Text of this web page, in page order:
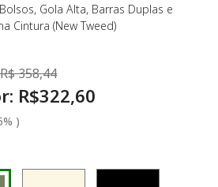
Gola Alta, Barras Duplas e
Cintura (New Tweed)
358,44
R$322,60
)